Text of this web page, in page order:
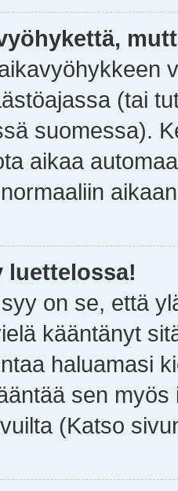
(tai
suomessa).
aikaa
luettelossa!
on se, että
kääntänyt
haluamasi
sen
(Katso